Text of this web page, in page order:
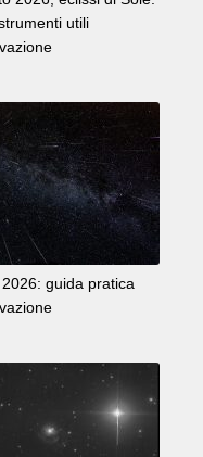
utili
guida pratica